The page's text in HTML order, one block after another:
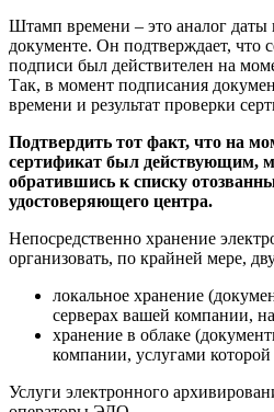
Штамп времени – это аналог
документе. Он подтверждает, что
подписи был действителен на
Так, в момент подписания
времени и результат проверки
Подтвердить тот факт, что на
сертификат был действующим,
обратившись к списку
удостоверяющего центра.
Непосредственно хранение
организовать, по крайней мере,
локальное хранение
серверах вашей компании,
хранение в облаке
компании, услугами
Услуги электронного